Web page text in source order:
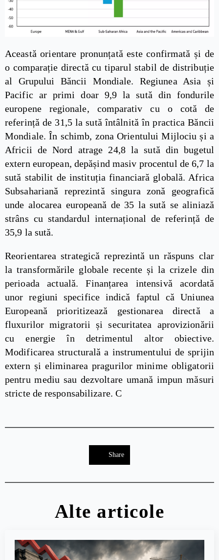
Această orientare pronunțată este confirmată și de
o comparație directă cu tiparul stabil de distribuție
al Grupului Băncii Mondiale. Regiunea Asia și
Pacific ar primi doar 9,9 la sută din fondurile
europene regionale, comparativ cu o cotă de
referință de 31,5 la sută întâlnită în practica Băncii
Mondiale. În schimb, zona Orientului Mijlociu și a
Africii de Nord atrage 24,8 la sută din bugetul
extern european, depășind masiv procentul de 6,7 la
sută stabilit de instituția financiară globală. Africa
Subsahariană reprezintă singura zonă geografică
unde alocarea europeană de 35 la sută se aliniază
strâns cu standardul internațional de referință de
35,9 la sută.
Reorientarea strategică reprezintă un răspuns clar
la transformările globale recente și la crizele din
perioada actuală. Finanțarea intensivă acordată
unor regiuni specifice indică faptul că Uniunea
Europeană prioritizează gestionarea directă a
fluxurilor migratorii și securitatea aprovizionării
cu energie în detrimentul altor obiective.
Modificarea structurală a instrumentului de sprijin
extern și eliminarea pragurilor minime obligatorii
pentru mediu sau dezvoltare umană impun măsuri
stricte de responsabilizare. C
Share
Alte articole